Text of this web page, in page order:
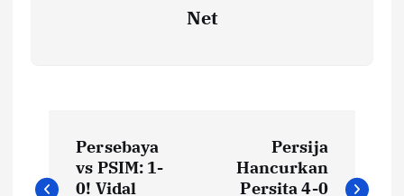
Net
a
Persebaya
vs PSIM: 1-
0! Vidal
Persija
Hancurkan
Persita 4-0